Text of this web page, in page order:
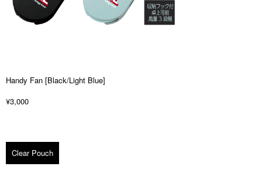
Handy Fan [Black/Light Blue]
¥3,000
Clear Pouch